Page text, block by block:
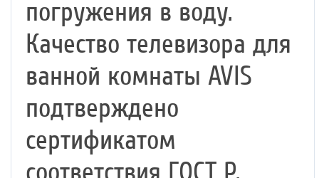
погружения в воду.
Качество телевизора для
ванной комнаты AVIS
подтверждено
сертификатом